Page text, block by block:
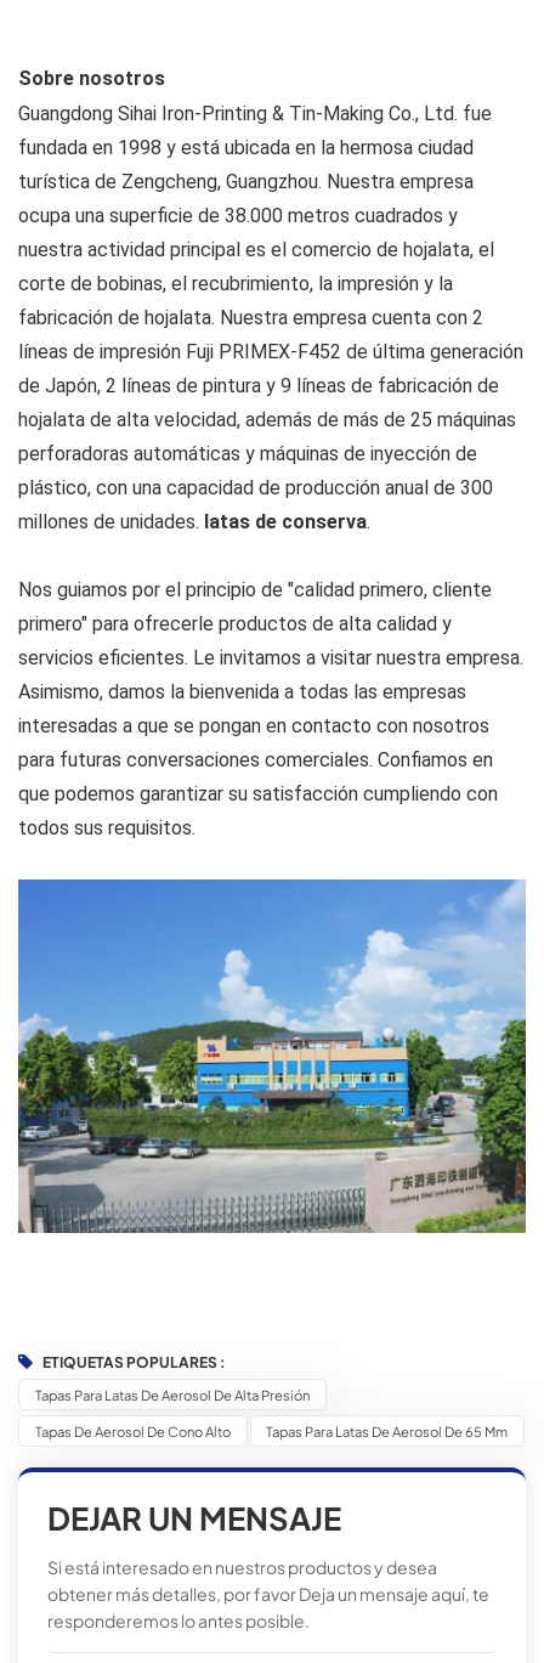
Sobre nosotros
Guangdong Sihai Iron-Printing & Tin-Making Co., Ltd. fue
fundada en 1998 y está ubicada en la hermosa ciudad
turística de Zengcheng, Guangzhou. Nuestra empresa
ocupa una superficie de 38.000 metros cuadrados y
nuestra actividad principal es el comercio de hojalata, el
corte de bobinas, el recubrimiento, la impresión y la
fabricación de hojalata. Nuestra empresa cuenta con 2
líneas de impresión Fuji PRIMEX-F452 de última generación
de Japón, 2 líneas de pintura y 9 líneas de fabricación de
hojalata de alta velocidad, además de más de 25 máquinas
perforadoras automáticas y máquinas de inyección de
plástico, con una capacidad de producción anual de 300
millones de unidades. latas de conserva.
Nos guiamos por el principio de "calidad primero, cliente
primero" para ofrecerle productos de alta calidad y
servicios eficientes. Le invitamos a visitar nuestra empresa.
Asimismo, damos la bienvenida a todas las empresas
interesadas a que se pongan en contacto con nosotros
para futuras conversaciones comerciales. Confiamos en
que podemos garantizar su satisfacción cumpliendo con
todos sus requisitos.
ETIQUETAS POPULARES :
Tapas Para Latas De Aerosol De Alta Presión
Tapas De Aerosol De Cono Alto Tapas Para Latas De Aerosol De 65 Mm
DEJAR UN MENSAJE
Si está interesado en nuestros productos y desea
obtener más detalles, por favor Deja un mensaje aquí, te
responderemos lo antes posible.